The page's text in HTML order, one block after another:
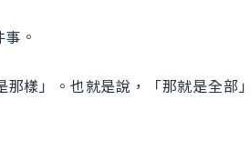
。
樣」。也就是說，「那就是全部